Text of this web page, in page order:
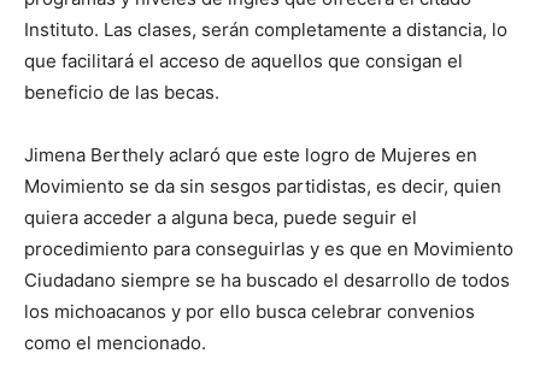
Instituto. Las clases, serán completamente a distancia, lo
que facilitará el acceso de aquellos que consigan el
beneficio de las becas.
Jimena Berthely aclaró que este logro de Mujeres en
Movimiento se da sin sesgos partidistas, es decir, quien
quiera acceder a alguna beca, puede seguir el
procedimiento para conseguirlas y es que en Movimiento
Ciudadano siempre se ha buscado el desarrollo de todos
los michoacanos y por ello busca celebrar convenios
como el mencionado.